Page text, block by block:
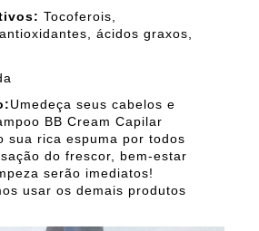
Tocoferois,
ácidos graxos,
Umedeça seus cabelos e
BB Cream Capilar
sua rica espuma por todos
do frescor, bem-estar
serão imediatos!
usar os demais produtos